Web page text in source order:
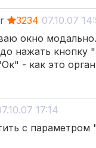
3234 07.10.07
окно модально.
нажать кнопку
- как это
17:14
с параметром